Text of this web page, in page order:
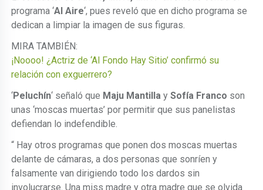
programa ‘Al Aire‘, pues reveló que en dicho programa se
dedican a limpiar la imagen de sus figuras.
MIRA TAMBIÉN:
¡Noooo! ¿Actriz de ‘Al Fondo Hay Sitio’ confirmó su
relación con exguerrero?
‘Peluchín‘ señaló que Maju Mantilla ySofía Franco son
unas ‘moscas muertas’ por permitir que sus panelistas
defiendan lo indefendible.
“ Hay otros programas que ponen dos moscas muertas
delante de cámaras, a dos personas que sonríen y
falsamente van dirigiendo todo los dardos sin
involucrarse. Una miss madre y otra madre que se olvida